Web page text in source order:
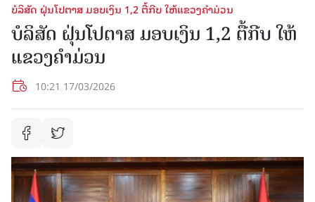
ບໍລິສັດ ຝຸ່ນໂປຕາສ ມອບເງິນ 1,2 ຕື້ກີບ ໃຫ້ແຂວງຄໍາມ່ວນ
ບໍລິສັດ ຝຸ່ນໂປຕາສ ມອບເງິນ 1,2 ຕື້ກີບ ໃຫ້
ແຂວງຄໍາມ່ວນ
10:21 17/03/2026